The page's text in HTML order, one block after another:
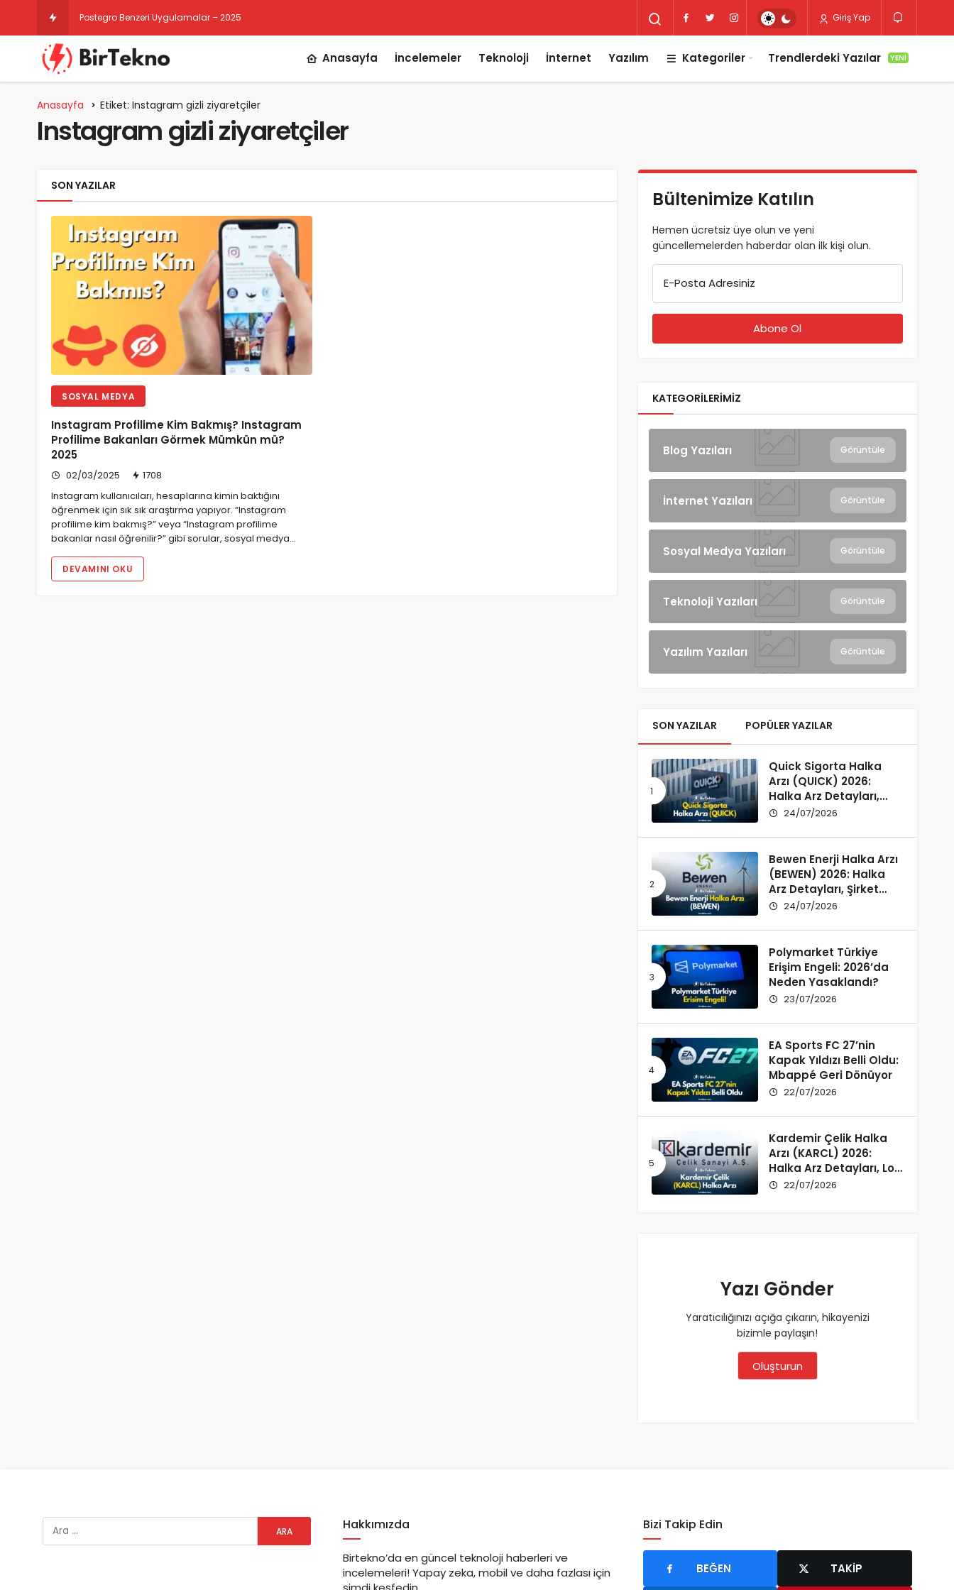
Postegro Benzeri Uygulamalar – 2025 Giriş Yap
Anasayfa İncelemeler Teknoloji İnternet Yazılım Kategoriler Trendlerdeki Yazılar YENI
Anasayfa Etiket: Instagram gizli ziyaretçiler
Instagram gizli ziyaretçiler
SON YAZILAR
SOSYAL MEDYA
Instagram Profilime Kim Bakmış? Instagram
Profilime Bakanları Görmek Mümkün mü?
2025
02/03/2025
1708
Instagram kullanıcıları, hesaplarına kimin baktığını
öğrenmek için sık sık araştırma yapıyor. “Instagram
profilime kim bakmış?” veya “Instagram profilime
bakanlar nasıl öğrenilir?” gibi sorular, sosyal medya…
DEVAMINI OKU
Bültenimize Katılın
Hemen ücretsiz üye olun ve yeni
güncellemelerden haberdar olan ilk kişi olun.
E-Posta Adresiniz
KATEGORILERIMIZ
Blog Yazıları Görüntüle
İnternet Yazıları Görüntüle
Sosyal Medya Yazıları Görüntüle
Teknoloji Yazıları Görüntüle
Yazılım Yazıları Görüntüle
SON YAZILAR POPÜLER YAZILAR
Quick Sigorta Halka
Arzı (QUICK) 2026:
Halka Arz Detayları,
Şirket Profili ve
24/07/2026
Bewen Enerji Halka Arzı
(BEWEN) 2026: Halka
Arz Detayları, Şirket
Profili ve Fon Kullanımı
24/07/2026
Polymarket Türkiye
Erişim Engeli: 2026’da
Neden Yasaklandı?
23/07/2026
EA Sports FC 27’nin
Kapak Yıldızı Belli Oldu:
Mbappé Geri Dönüyor
22/07/2026
Kardemir Çelik Halka
Arzı (KARCL) 2026:
Halka Arz Detayları, Lot
Dağılımı ve Şirket Profili
22/07/2026
Yazı Gönder
Yaratıcılığınızı açığa çıkarın, hikayenizi
bizimle paylaşın!
Oluşturun
Hakkımızda
Birtekno’da en güncel teknoloji haberleri ve
incelemeleri! Yapay zeka, mobil ve daha fazlası için
Bizi Takip Edin
BEĞEN TAKIP